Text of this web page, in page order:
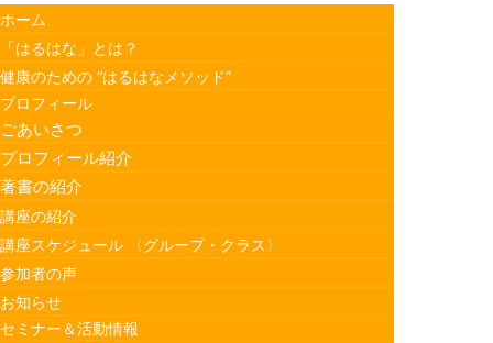
ホーム
「はるはな」とは？
健康のための “はるはなメソッド”
プロフィール
ごあいさつ
プロフィール紹介
著書の紹介
講座の紹介
講座スケジュール 〈グループ・クラス〉
参加者の声
お知らせ
セミナー＆活動情報